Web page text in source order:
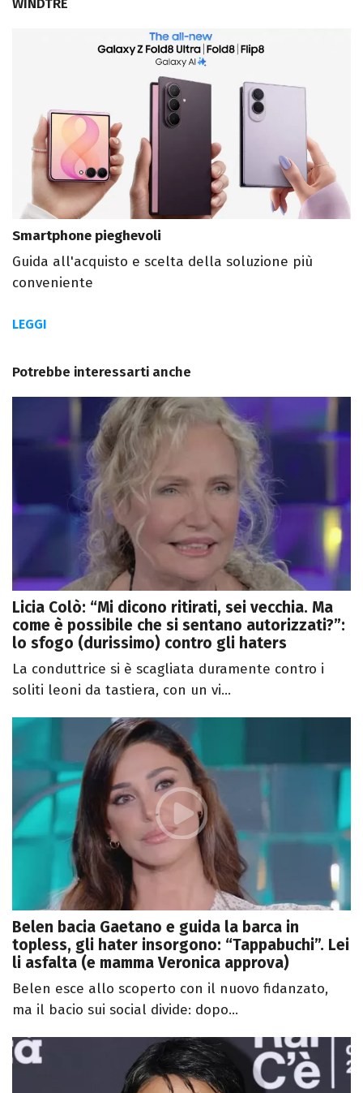
WINDTRE
Smartphone pieghevoli
Guida all'acquisto e scelta della soluzione più
conveniente
LEGGI
Potrebbe interessarti anche
Licia Colò: “Mi dicono ritirati, sei vecchia. Ma
come è possibile che si sentano autorizzati?”:
lo sfogo (durissimo) contro gli haters
La conduttrice si è scagliata duramente contro i
soliti leoni da tastiera, con un vi...
Belen bacia Gaetano e guida la barca in
topless, gli hater insorgono: “Tappabuchi”. Lei
li asfalta (e mamma Veronica approva)
Belen esce allo scoperto con il nuovo fidanzato,
ma il bacio sui social divide: dopo...